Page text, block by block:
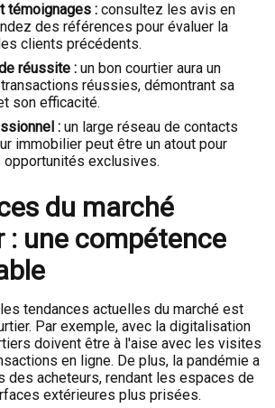
témoignages : consultez les avis en
des références pour évaluer la
clients précédents.
réussite : un bon courtier aura un
réussies, démontrant sa
son efficacité.
: un large réseau de contacts
immobilier peut être un atout pour
opportunités exclusives.
du marché
: une compétence
tendances actuelles du marché est
Par exemple, avec la digitalisation
doivent être à l'aise avec les visites
en ligne. De plus, la pandémie a
des acheteurs, rendant les espaces de
extérieures plus prisées.